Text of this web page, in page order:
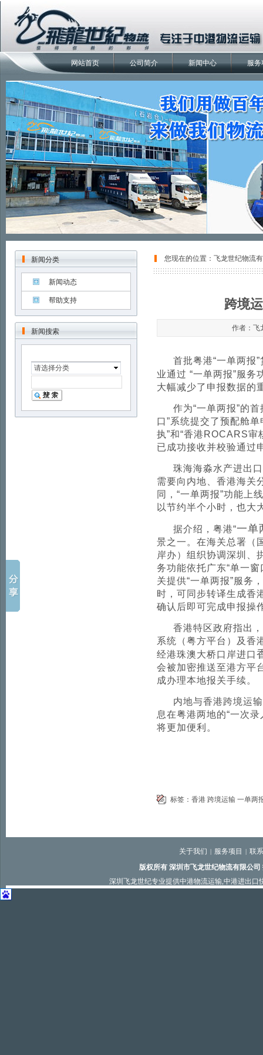
网站首页 公司简介 新闻中心 服务
您现在的位置： 飞龙世纪物流
新闻搜索
请选择分类
新闻分类
新闻动态
帮助支持 跨境
作者：
首批粤港“一单两报
业通过 “一单两报”服务
大幅减少了申报数据的
作为“一单两报”的
口”系统提交了预配舱
执”和“香港 ROCARS审
已成功接收并校验通过
珠海海淼水产进出
需要向内地、香港海关
同，“一单两报”功能上
以节约半个小时，也大
据介绍，粤港“一单
景之一。在海关总署（
岸办）组织协调深圳、
务功能依托广东“单一
关提供“一单两报”服务
时，可同步转译生成香
确认后即可完成申报操
香港特区政府指出
系统（粤方平台）及香
经港珠澳大桥口岸进口
会被加密推送至港方平
成办理本地报关手续。
内地与香港跨境运
息在粤港两地的“一次
将更加便利。
标签： 香港 跨境运输 一单两
关于我们 | 服务项目 | 联
版权所有 深圳市飞龙世纪物流有限公司
深圳飞龙世纪专业提供中港物流运输,中港进出口